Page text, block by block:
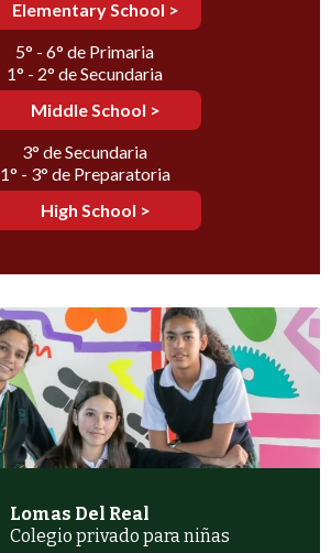
Elementary School >
5° - 6° de Primaria
1° - 2° de Secundaria
Middle School >
3° de Secundaria
1° - 3° de Preparatoria
High School >
Lomas Del Real
Colegio privado para niñas